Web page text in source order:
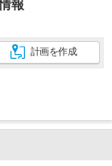
報
計画を作成